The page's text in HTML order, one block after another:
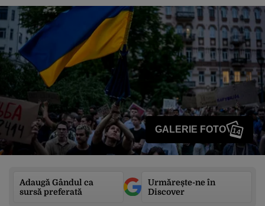
GALERIE FOTO 14
Adaugă Gândul ca
sursă preferată
Urmărește-ne în
Discover